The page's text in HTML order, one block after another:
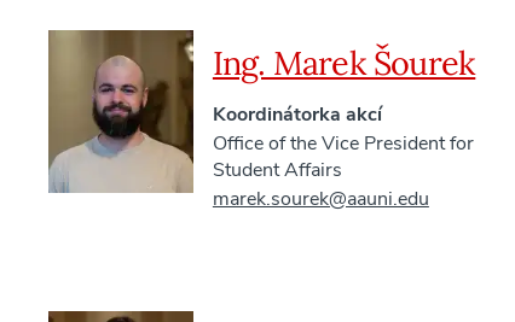
Ing. Marek Šourek
Koordinátorka akcí
Office of the Vice President for
Student Affairs
marek.sourek@aauni.edu